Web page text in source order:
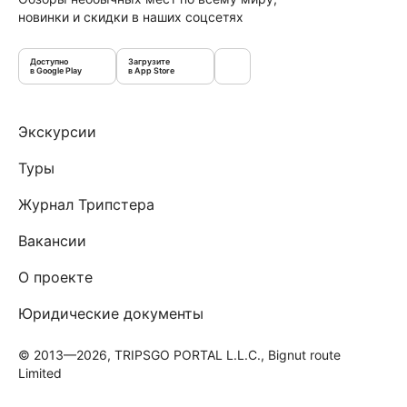
новинки и скидки в наших соцсетях
Доступно
в Google Play
Загрузите
в App Store
Экскурсии
Туры
Журнал Трипстера
Вакансии
О проекте
Юридические документы
© 2013—2026, TRIPSGO PORTAL L.L.C., Bignut route
Limited